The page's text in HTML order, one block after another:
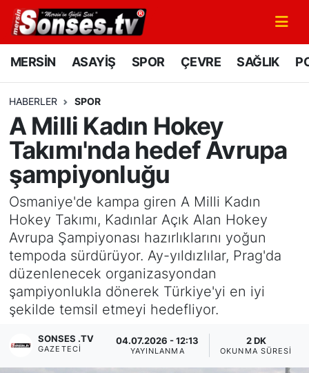
MERSİN ASAYİŞ SPOR ÇEVRE SAĞLIK
HABERLER SPOR
A Milli Kadın Hokey
Takımı'nda hedef Avrupa
şampiyonluğu
Osmaniye'de kampa giren A Milli Kadın
Hokey Takımı, Kadınlar Açık Alan Hokey
Avrupa Şampiyonası hazırlıklarını yoğun
tempoda sürdürüyor. Ay-yıldızlılar, Prag'da
düzenlenecek organizasyondan
şampiyonlukla dönerek Türkiye'yi en iyi
şekilde temsil etmeyi hedefliyor.
SONSES .TV
GAZETECI
04.07.2026 - 12:13
YAYINLANMA
2 DK
OKUNMA SÜRESI
MERSİN
SPOR
GÜNÜN MANŞETİ
DÜNYA
KÜLTÜR - SANAT
MAGAZİN
SAĞLIK
Siyaset
YEREL HABER
Mersin Nöbetçi Eczaneler
Mersin Namaz Vakitleri
Mersin Trafik Yoğunluk Haritası
Süper Lig Puan Durumu ve Fikstür
Tüm Manşetler
Son Dakika Haberleri
Haber Arşivi